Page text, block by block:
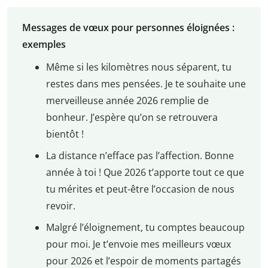
Messages de vœux pour personnes éloignées :
exemples
Même si les kilomètres nous séparent, tu
restes dans mes pensées. Je te souhaite une
merveilleuse année 2026 remplie de
bonheur. J’espère qu’on se retrouvera
bientôt !
La distance n’efface pas l’affection. Bonne
année à toi ! Que 2026 t’apporte tout ce que
tu mérites et peut-être l’occasion de nous
revoir.
Malgré l’éloignement, tu comptes beaucoup
pour moi. Je t’envoie mes meilleurs vœux
pour 2026 et l’espoir de moments partagés